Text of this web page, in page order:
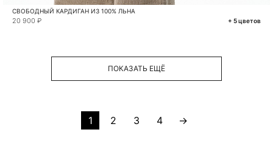
СВОБОДНЫЙ КАРДИГАН ИЗ 100% ЛЬНА
20 900 ₽ + 5 цветов
ПОКАЗАТЬ ЕЩЁ
1 2 3 4 →